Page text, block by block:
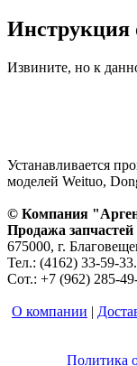
Инструкция
Извините, но к
Устанавливается
моделей Weituo,
© Компания
Продажа
675000, г.
Тел.: (4162) 33-59-33.
Сот.: +7 (962) 285-
О компании |
Политика